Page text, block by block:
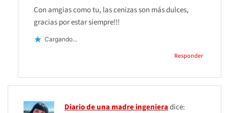
Con amgias como tu, las cenizas son más dulces,
gracias por estar siempre!!!
Cargando...
Responder
Diario de una madre ingenieradice: